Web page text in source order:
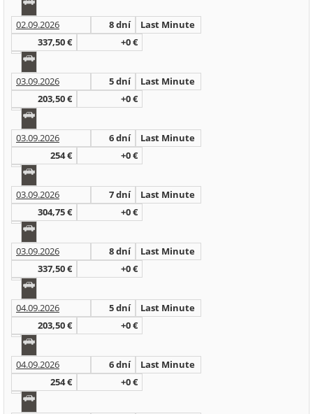
02.09.2026 8 dní
Last Minute
337,50 €
+0 €
03.09.2026 5 dní
Last Minute
203,50 €
+0 €
03.09.2026 6 dní
Last Minute
254 €
+0 €
03.09.2026 7 dní
Last Minute
304,75 €
+0 €
03.09.2026 8 dní
Last Minute
337,50 €
+0 €
04.09.2026 5 dní
Last Minute
203,50 €
+0 €
04.09.2026 6 dní
Last Minute
254 €
+0 €